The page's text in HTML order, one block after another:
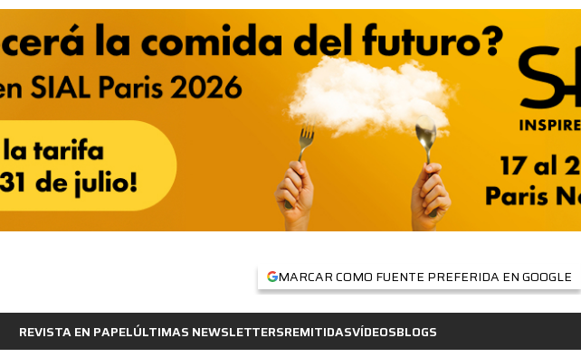
MARCAR COMO FUENTE PREFERIDA EN GOOGLE
REVISTA EN PAPELÚLTIMAS NEWSLETTERSREMITIDASVÍDEOSBLOGS